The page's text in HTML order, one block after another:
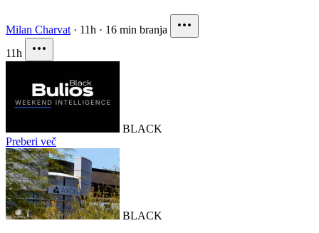
Milan Charvat · 11h · 16 min branja
11h
BLACK
Preberi več
BLACK